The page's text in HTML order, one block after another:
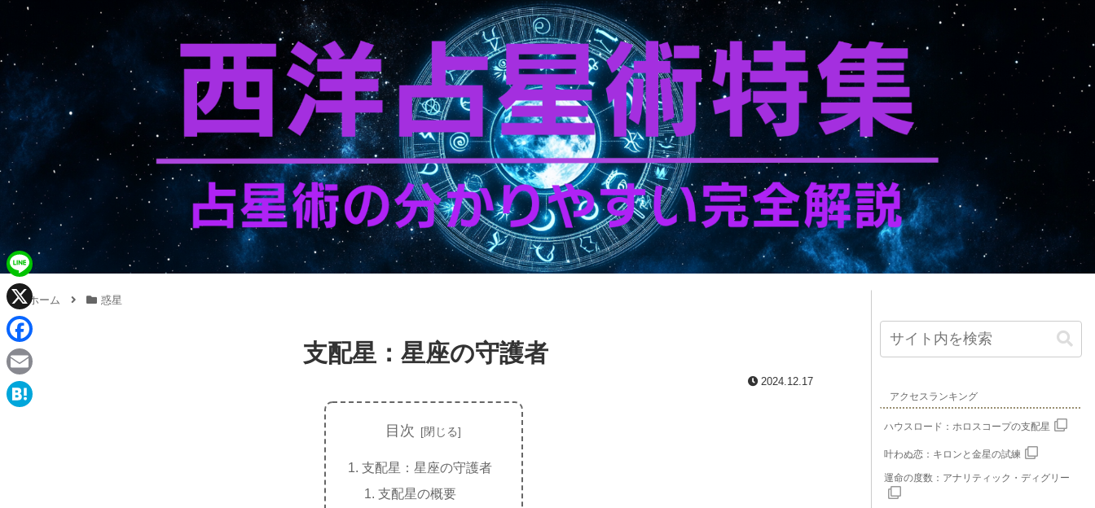
ホーム 惑星
支配星：星座の守護者
2024.12.17
目次
支配星：星座の守護者
支配星の概要
アクセスランキング
ハウスロード：ホロスコープの支配星
叶わぬ恋：キロンと金星の試練
運命の度数：アナリティック・ディグリー
L
n
e
X
F
a
c
E